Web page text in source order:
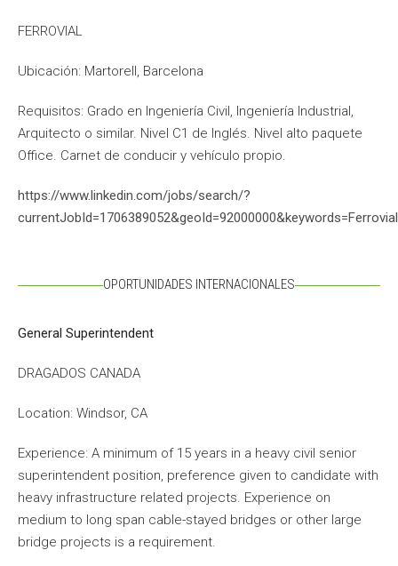
FERROVIAL
Ubicación: Martorell, Barcelona
Requisitos: Grado en Ingeniería Civil, Ingeniería Industrial,
Arquitecto o similar. Nivel C1 de Inglés. Nivel alto paquete
Office. Carnet de conducir y vehículo propio.
https://www.linkedin.com/jobs/search/?
OPORTUNIDADES INTERNACIONALES
General Superintendent
DRAGADOS CANADA
Location: Windsor, CA
Experience: A minimum of 15 years in a heavy civil senior
superintendent position, preference given to candidate with
heavy infrastructure related projects. Experience on
medium to long span cable-stayed bridges or other large
bridge projects is a requirement.